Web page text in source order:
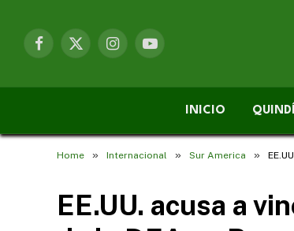
Facebook
X
InstagramYouTube
INICIO
Home » Internacional » Sur America »
EE.UU. acusa a